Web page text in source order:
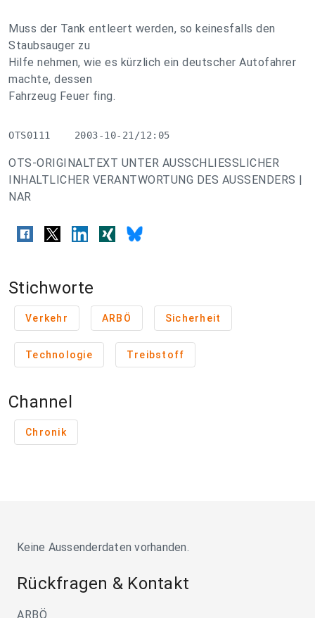
Muss der Tank entleert werden, so keinesfalls den
Staubsauger zu
Hilfe nehmen, wie es kürzlich ein deutscher Autofahrer
machte, dessen
Fahrzeug Feuer fing.
OTS0111    2003-10-21/12:05
OTS-ORIGINALTEXT UNTER AUSSCHLIESSLICHER
INHALTLICHER VERANTWORTUNG DES AUSSENDERS |
NAR
Stichworte
Verkehr ARBÖ Sicherheit
Technologie Treibstoff
Channel
Chronik
Keine Aussenderdaten vorhanden.
Rückfragen & Kontakt
ARBÖ